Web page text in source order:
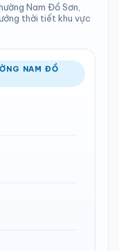
mưa
mưa
Nam Đồ Sơn,
thời tiết khu vực
NAM ĐỒ